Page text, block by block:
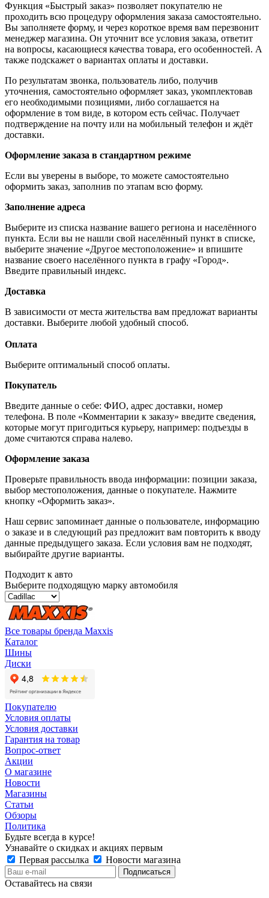
Функция «Быстрый заказ» позволяет покупателю не
проходить всю процедуру оформления заказа самостоятельно.
Вы заполняете форму, и через короткое время вам перезвонит
менеджер магазина. Он уточнит все условия заказа, ответит
на вопросы, касающиеся качества товара, его особенностей. А
также подскажет о вариантах оплаты и доставки.
По результатам звонка, пользователь либо, получив
уточнения, самостоятельно оформляет заказ, укомплектовав
его необходимыми позициями, либо соглашается на
оформление в том виде, в котором есть сейчас. Получает
подтверждение на почту или на мобильный телефон и ждёт
доставки.
Оформление заказа в стандартном режиме
Если вы уверены в выборе, то можете самостоятельно
оформить заказ, заполнив по этапам всю форму.
Заполнение адреса
Выберите из списка название вашего региона и населённого
пункта. Если вы не нашли свой населённый пункт в списке,
выберите значение «Другое местоположение» и впишите
название своего населённого пункта в графу «Город».
Введите правильный индекс.
Доставка
В зависимости от места жительства вам предложат варианты
доставки. Выберите любой удобный способ.
Оплата
Выберите оптимальный способ оплаты.
Покупатель
Введите данные о себе: ФИО, адрес доставки, номер
телефона. В поле «Комментарии к заказу» введите сведения,
которые могут пригодиться курьеру, например: подъезды в
доме считаются справа налево.
Оформление заказа
Проверьте правильность ввода информации: позиции заказа,
выбор местоположения, данные о покупателе. Нажмите
кнопку «Оформить заказ».
Наш сервис запоминает данные о пользователе, информацию
о заказе и в следующий раз предложит вам повторить к вводу
данные предыдущего заказа. Если условия вам не подходят,
выбирайте другие варианты.
Подходит к авто
Выберите подходящую марку автомобиля
Все товары бренда Maxxis
Каталог
Шины
Диски
Покупателю
Условия оплаты
Условия доставки
Гарантия на товар
Вопрос-ответ
Акции
О магазине
Новости
Магазины
Статьи
Обзоры
Политика
Будьте всегда в курсе!
Узнавайте о скидках и акциях первым
Первая рассылка
Новости магазина
Оставайтесь на связи